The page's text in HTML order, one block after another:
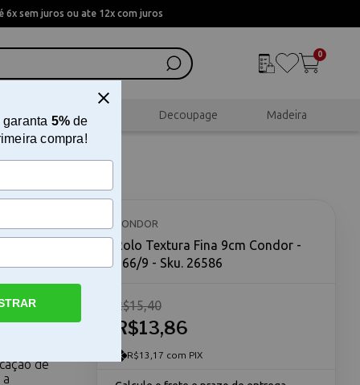
6x sem juros ou ate 12x com juros
0
Scrapbook Decoupage Madeira
9
Textura
para
de
CONDOR
Rolo Textura Fina 9cm Condor -
966/9 - Sku. 26586
R$13,86
R$15,40
R$13,17 com PIX
garanta 5%de
compra!